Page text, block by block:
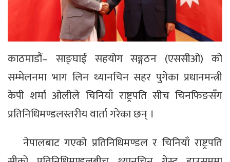
काठमाडौं– साङ्घाई सहयोग सङ्गठन (एससीओ) को
सम्मेलनमा भाग लिन थ्यानचिन सहर पुगेका प्रधानमन्त्री
केपी शर्मा ‌ओलीले चिनियाँ राष्ट्रपति सीच चिनफिङसँग
प्रतिनिधिमण्डलस्तरीय वार्ता गरेका छन् ।
नेपालबाट गएको प्रतिनिधिमण्डल र चिनियाँ राष्ट्रपति